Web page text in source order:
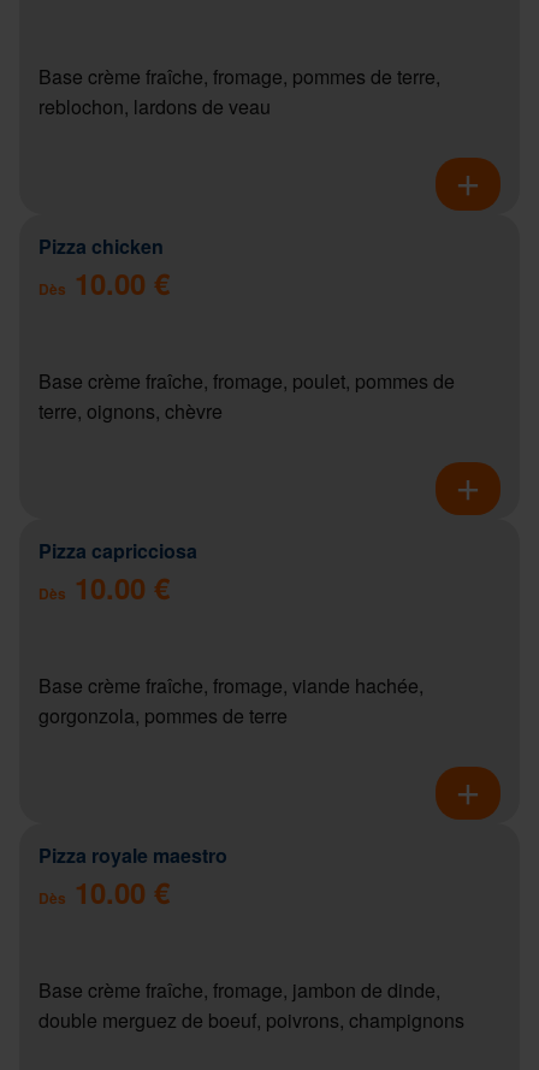
Base crème fraîche, fromage, pommes de terre,
reblochon, lardons de veau
Pizza chicken
Dès 10.00 €
Base crème fraîche, fromage, poulet, pommes de
terre, oignons, chèvre
Pizza capricciosa
Dès 10.00 €
Base crème fraîche, fromage, viande hachée,
gorgonzola, pommes de terre
Pizza royale maestro
Dès 10.00 €
Base crème fraîche, fromage, jambon de dinde,
double merguez de boeuf, poivrons, champignons